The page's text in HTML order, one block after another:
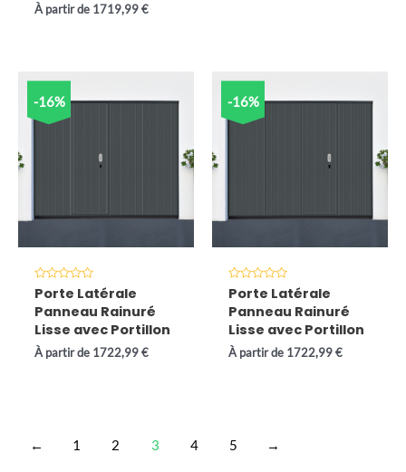
À partir de 1719,99€
-16%
Note
0
sur
Porte Latérale
Panneau Rainuré
Lisse avec Portillon
À partir de 1722,99€
-16%
Note
0
sur
Porte Latérale
Panneau Rainuré
Lisse avec Portillon
À partir de 1722,99€
← 1 2 3 4 5 →